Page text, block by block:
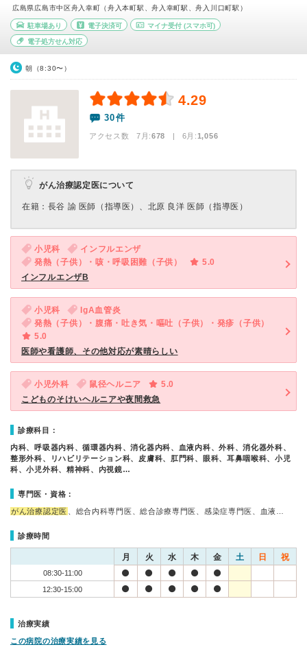
広島県広島市中区舟入幸町（舟入本町駅、舟入幸町駅、舟入川口町駅）
駐車場あり 電子決済可 マイナ受付 (スマホ可)
電子処方せん対応
朝（8:30〜）
4.29
30件
アクセス数 7月:678 | 6月:1,056
がん治療認定医について
在籍：⻑⾕ 諭 医師（指導医）、北原 良洋 医師（指導医）
小児科
インフルエンザ
発熱（子供）・咳・呼吸困難（子供）
5.0
インフルエンザB
小児科
IgA血管炎
発熱（子供）・腹痛・吐き気・嘔吐（子供）・発疹（子供）
5.0
医師や看護師、その他対応が素晴らしい
小児外科 鼠径ヘルニア
5.0
こどものそけいヘルニアや夜間救急
診療科目：
内科、呼吸器内科、循環器内科、消化器内科、血液内科、外科、消化器外科、
整形外科、リハビリテーション科、皮膚科、肛門科、眼科、耳鼻咽喉科、小児
科、小児外科、精神科、内視鏡…
専門医・資格：
がん治療認定医 、総合内科専門医、総合診療専門医、感染症専門医、血液…
診療時間
月 火 水 木 金 土 日 祝
08:30-11:00
12:30-15:00
治療実績
この病院の治療実績を見る